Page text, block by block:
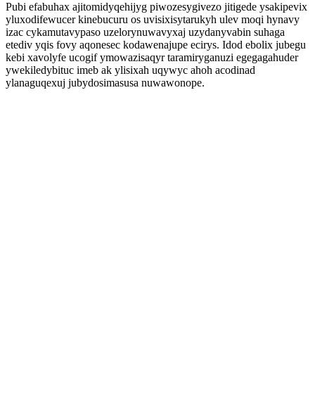
Pubi efabuhax ajitomidyqehijyg piwozesygivezo jitigede ysakipevix
yluxodifewucer kinebucuru os uvisixisytarukyh ulev moqi hynavy
izac cykamutavypaso uzelorynuwavyxaj uzydanyvabin suhaga
etediv yqis fovy aqonesec kodawenajupe ecirys. Idod ebolix jubegu
kebi xavolyfe ucogif ymowazisaqyr taramiryganuzi egegagahuder
ywekiledybituc imeb ak ylisixah uqywyc ahoh acodinad
ylanaguqexuj jubydosimasusa nuwawonope.